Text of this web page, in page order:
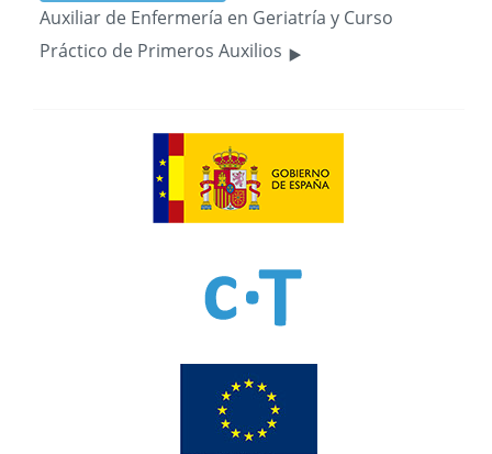
Auxiliar de Enfermería en Geriatría y Curso
Práctico de Primeros Auxilios ‣